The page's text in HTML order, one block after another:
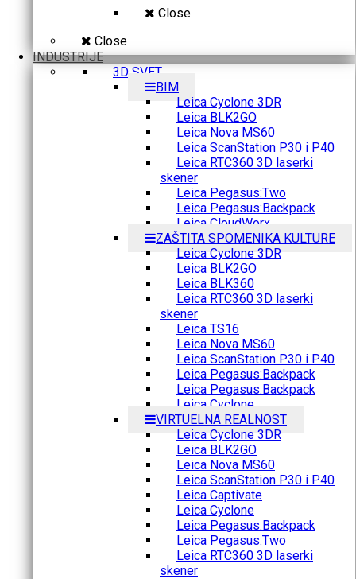
Close
Close
INDUSTRIJE
3D SVET
BIM
Leica Cyclone 3DR
Leica BLK2GO
Leica Nova MS60
Leica ScanStation P30 i P40
Leica RTC360 3D laserki
skener
Leica Pegasus:Two
Leica Pegasus:Backpack
Leica CloudWorx
ZAŠTITA SPOMENIKA KULTURE
Leica Cyclone 3DR
Leica BLK2GO
Leica BLK360
Leica RTC360 3D laserki
skener
Leica TS16
Leica Nova MS60
Leica ScanStation P30 i P40
Leica Pegasus:Backpack
Leica Pegasus:Backpack
Leica Cyclone
VIRTUELNA REALNOST
Leica Cyclone 3DR
Leica BLK2GO
Leica Nova MS60
Leica ScanStation P30 i P40
Leica Captivate
Leica Cyclone
Leica Pegasus:Backpack
Leica Pegasus:Two
Leica RTC360 3D laserki
skener